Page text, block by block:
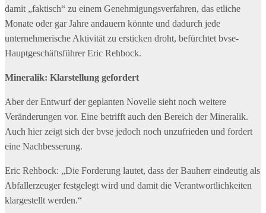
damit „faktisch“ zu einem Genehmigungsverfahren, das etliche
Monate oder gar Jahre andauern könnte und dadurch jede
unternehmerische Aktivität zu ersticken droht, befürchtet bvse-
Hauptgeschäftsführer Eric Rehbock.
Mineralik: Klarstellung gefordert
Aber der Entwurf der geplanten Novelle sieht noch weitere
Veränderungen vor. Eine betrifft auch den Bereich der Mineralik.
Auch hier zeigt sich der bvse jedoch noch unzufrieden und fordert
eine Nachbesserung.
Eric Rehbock: „Die Forderung lautet, dass der Bauherr eindeutig als
Abfallerzeuger festgelegt wird und damit die Verantwortlichkeiten
klargestellt werden.“